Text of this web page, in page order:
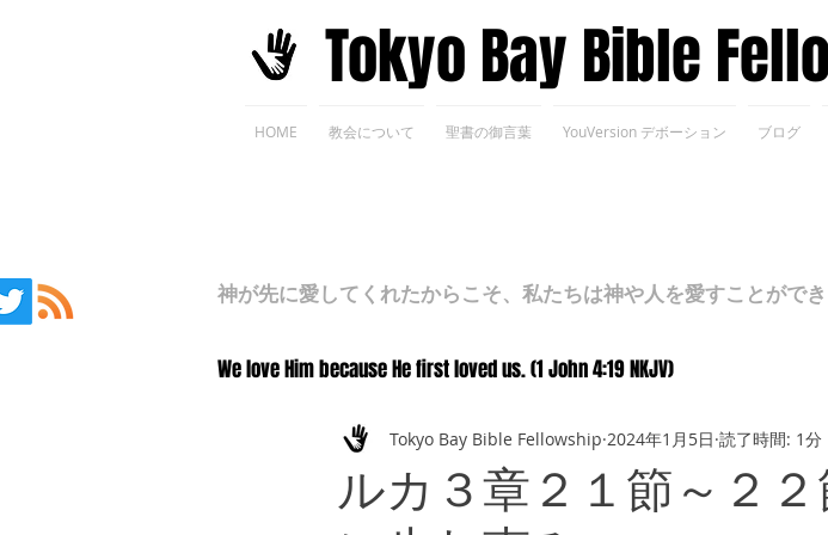
​Tokyo Bay Bible
HOME 教会について 聖書の御言葉 YouVersion デボーション ブログ
神が先に愛してくれたからこそ、私たちは神や人を愛すことがで
We love Him because He first loved us. (1 John 4:19 NKJV)
ルカ３章２１節～２
Tokyo Bay Bible Fellowship 2024年1月5日 読了時間: 1分